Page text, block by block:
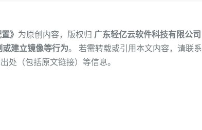
》 为原创内容，版权归 广东轻亿云软件科技有限公司
建立镜像等行为。 若需转载或引用本文内容，请联系
处（包括原文链接）等信息。